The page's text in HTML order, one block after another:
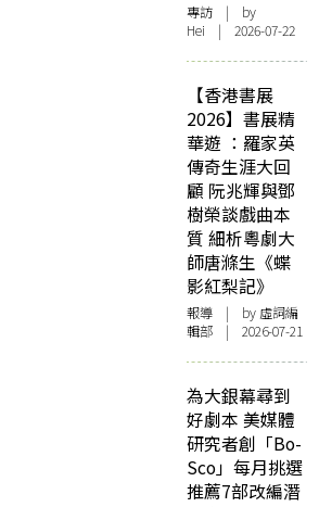
專訪 | by
Hei | 2026-07-22
【香港書展
2026】書展精
華遊 ：羅家英
傳奇生涯大回
顧 阮兆輝與鄧
樹榮談戲曲本
質 細析粵劇大
師唐滌生《蝶
影紅梨記》
報導 | by 虛詞編
輯部 | 2026-07-21
為大銀幕尋到
好劇本 美媒體
研究者創「Bo-
Sco」每月挑選
推薦7部改編潛